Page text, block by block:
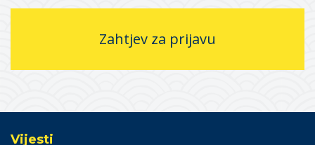
Zahtjev za prijavu
Vijesti